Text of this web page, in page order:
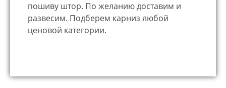
пошиву штор. По желанию доставим и
развесим. Подберем карниз любой
ценовой категории.